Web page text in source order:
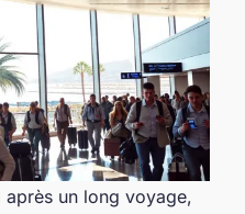
un long voyage,